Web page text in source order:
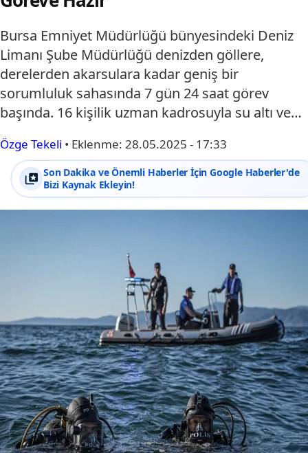
Bursa Emniyet Müdürlüğü bünyesindeki Deniz
Limanı Şube Müdürlüğü denizden göllere,
derelerden akarsulara kadar geniş bir
sorumluluk sahasında 7 gün 24 saat görev
başında. 16 kişilik uzman kadrosuyla su altı ve…
Özge Tekeli • Eklenme: 28.05.2025 - 17:33
Son Dakika ve Önemli Haberler İçin Google Haberler'de
Bizi Kaynak Ekleyin!